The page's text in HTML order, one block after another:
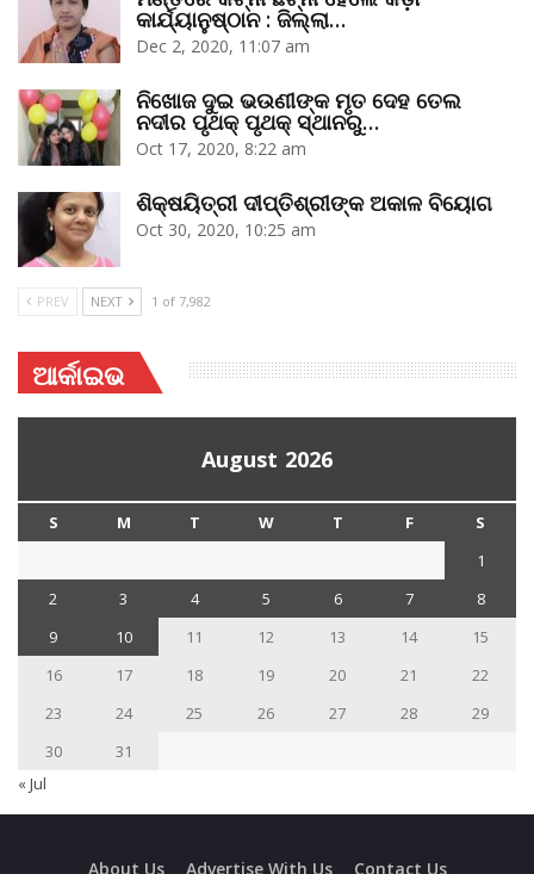
କାର୍ଯ୍ୟାନୁଷ୍ଠାନ : ଜିଲ୍ଲା…
Dec 2, 2020, 11:07 am
ନିଖୋଜ ଦୁଇ ଭଉଣୀଙ୍କ ମୃତ ଦେହ ତେଲ
ନଦୀର ପୃଥକ୍‌ ପୃଥକ୍‌ ସ୍ଥାନରୁ…
Oct 17, 2020, 8:22 am
ଶିକ୍ଷୟିତ୍ରୀ ଦୀପ୍ତିଶ୍ରୀଙ୍କ ଅକାଳ ବିୟୋଗ
Oct 30, 2020, 10:25 am
PREV NEXT 1 of 7,982
ଆର୍କାଇଭ
August 2026
S M T W T F
S
1
2
3 4 5 6 7
8
9
10 11 12 13 14
15
16
17 18 19 20 21
22
23
24 25 26 27 28
29
30
31
« Jul
About Us Advertise With Us Contact Us